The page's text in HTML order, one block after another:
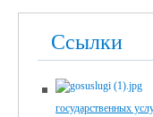
Ссылки
государственных